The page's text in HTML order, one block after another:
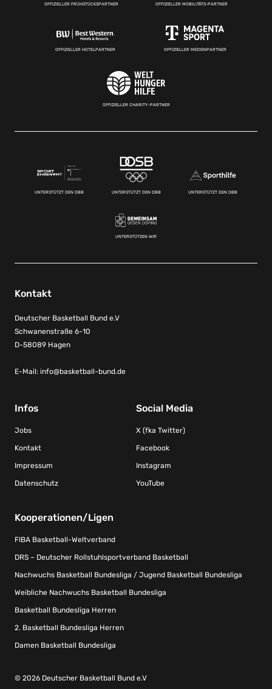
OFFIZIELLER FRÜHSTÜCKSPARTNER OFFIZIELLER MOBILITÄTS-PARTNER
OFFIZIELLER HOTELPARTNER OFFIZIELLER MEDIENPARTNER
OFFIZIELLER CHARITY-PARTNER
UNTERSTÜTZT DEN DBB UNTERSTÜTZT DEN DBB UNTERSTÜTZT DEN DBB
UNTERSTÜTZEN WIR
Kontakt
Deutscher Basketball Bund e.V
Schwanenstraße 6-10
D-58089 Hagen
E-Mail: info@basketball-bund.de
Infos
Jobs
Kontakt
Impressum
Datenschutz
Social Media
X (fka Twitter)
Facebook
Instagram
YouTube
Kooperationen/Ligen
FIBA Basketball-Weltverband
DRS – Deutscher Rollstuhlsportverband Basketball
Nachwuchs Basketball Bundesliga / Jugend Basketball Bundesliga
Weibliche Nachwuchs Basketball Bundesliga
Basketball Bundesliga Herren
2. Basketball Bundesliga Herren
Damen Basketball Bundesliga
© 2026 Deutscher Basketball Bund e.V